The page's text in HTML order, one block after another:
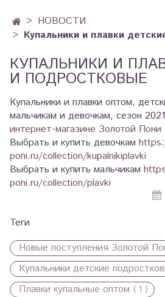
НОВОСТИ
Купальники и плавки
КУПАЛЬНИКИ И
И ПОДРОСТКОВЫЕ
Купальники и плавки оптом,
мальчикам и девочкам, сезон
интернет-магазине Золотой Пони
Выбрать и купить девочкам
poni.ru/collection/kupalnikiplavki
Выбрать и купить мальчикам
poni.ru/collection/plavki
Теги
Новые поступления Золотой
Купальники детские
Плавки купальные оптом ( 1 )